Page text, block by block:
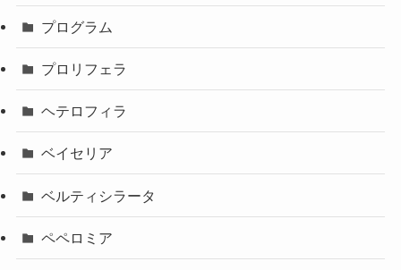
プログラム
プロリフェラ
ヘテロフィラ
ベイセリア
ベルティシラータ
ペペロミア